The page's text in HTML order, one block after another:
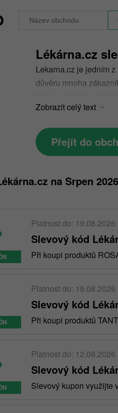
Lékárna.cz
Lekarna.cz je jedním
důvěru mnoha
právě slevové kódy
Zobrazit celý text
Přejít do
na Srpen 2026
Platnost do: 19.08.2026
Slevový kód
Při koupi produktů
Platnost do: 19.08.2026
Slevový kód
Při koupi produktů
Platnost do: 12.08.2026
Slevový kód
Slevový kupon využijte